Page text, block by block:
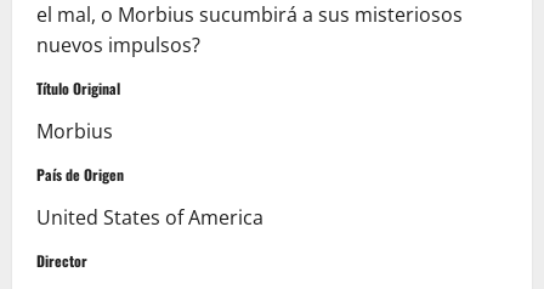
el mal, o Morbius sucumbirá a sus misteriosos
nuevos impulsos?
Título Original
Morbius
País de Origen
United States of America
Director